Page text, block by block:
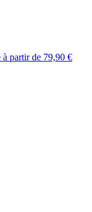
à partir de 79,90 €